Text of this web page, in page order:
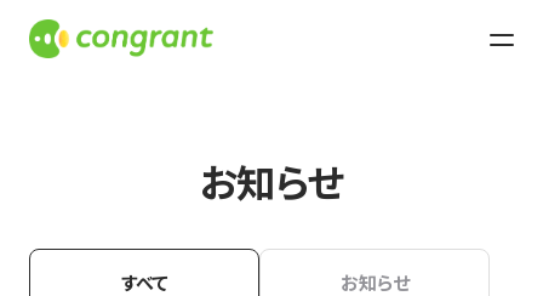
お知らせ
すべて お知らせ